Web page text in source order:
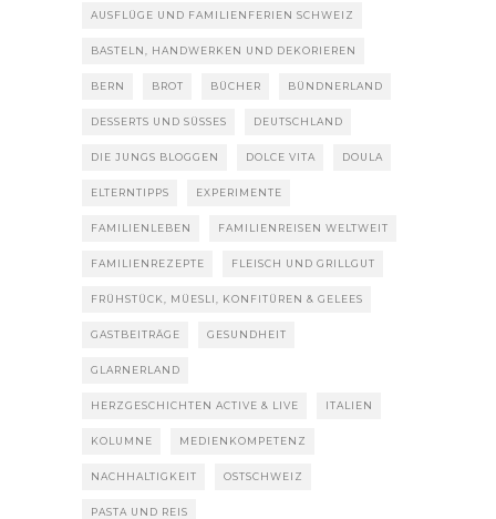
AUSFLÜGE UND FAMILIENFERIEN SCHWEIZ
BASTELN, HANDWERKEN UND DEKORIEREN
BERN BROT BÜCHER BÜNDNERLAND
DESSERTS UND SÜSSES DEUTSCHLAND
DIE JUNGS BLOGGEN DOLCE VITA DOULA
ELTERNTIPPS EXPERIMENTE
FAMILIENLEBEN FAMILIENREISEN WELTWEIT
FAMILIENREZEPTE FLEISCH UND GRILLGUT
FRÜHSTÜCK, MÜESLI, KONFITÜREN & GELEES
GASTBEITRÄGE GESUNDHEIT
GLARNERLAND
HERZGESCHICHTEN ACTIVE & LIVE ITALIEN
KOLUMNE MEDIENKOMPETENZ
NACHHALTIGKEIT OSTSCHWEIZ
PASTA UND REIS